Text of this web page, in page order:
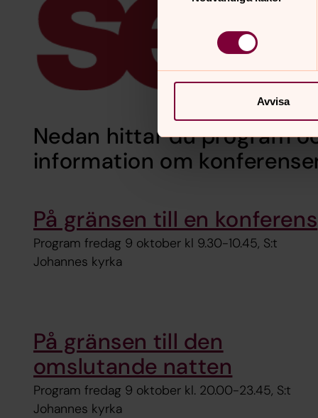
Avvisa
Nedan hittar du program
information om
På gränsen till en konferens
Program fredag 9 oktober kl 9.30-10.45, S:t
Johannes kyrka
På gränsen till den
omslutande natten
Program fredag 9 oktober kl. 20.00-23.45, S:t
Johannes kyrka